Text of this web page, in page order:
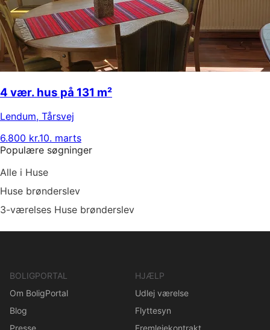
4 vær. hus på 131 m²
Lendum, Tårsvej
6.800 kr.10. marts
Populære søgninger
Alle i Huse
Huse brønderslev
3-værelses Huse brønderslev
BOLIGPORTAL
Om BoligPortal
Blog
HJÆLP
Udlej værelse
Flyttesyn